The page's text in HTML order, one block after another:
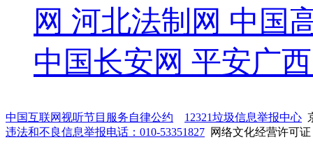
网 河北法制网 中国
中国长安网 平安广
中国互联网视听节目服务自律公约 12321垃圾信息举报中心
违法和不良信息举报电话：010-53351827 网络文化经营许可